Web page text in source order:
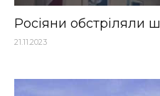
Росіяни обстріляли
21.11.2023